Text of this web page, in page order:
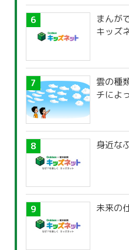
まんが
キッズ
雲の種
チによ
身近な
未来の